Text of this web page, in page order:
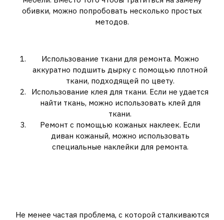
обивки, можно попробовать несколько простых
методов.
Использование ткани для ремонта. Можно
аккуратно подшить дырку с помощью плотной
ткани, подходящей по цвету.
Использование клея для ткани. Если не удается
найти ткань, можно использовать клей для
ткани.
Ремонт с помощью кожаных наклеек. Если
диван кожаный, можно использовать
специальные наклейки для ремонта.
Не менее частая проблема, с которой сталкиваются